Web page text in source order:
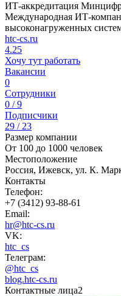
ИТ-аккредитация
Международная ИТ-
высоконагруженных
htc-cs.ru
4.25
Хочу тут работать
Вакансии
0
Сотрудники
0 / 9
Подписчики
29 / 23
Размер компании
От 100 до 1000 человек
Местоположение
Россия, Ижевск, ул. К.
Контакты
Телефон:
+7 (3412) 93-88-61
Email:
hr@htc-cs.ru
VK:
htc_cs
Телеграм:
@htc_cs
blog.htc-cs.ru
Контактные лица2